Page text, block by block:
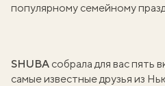
популярному семейному
SHUBA собрала для вас пять
самые известные друзья из